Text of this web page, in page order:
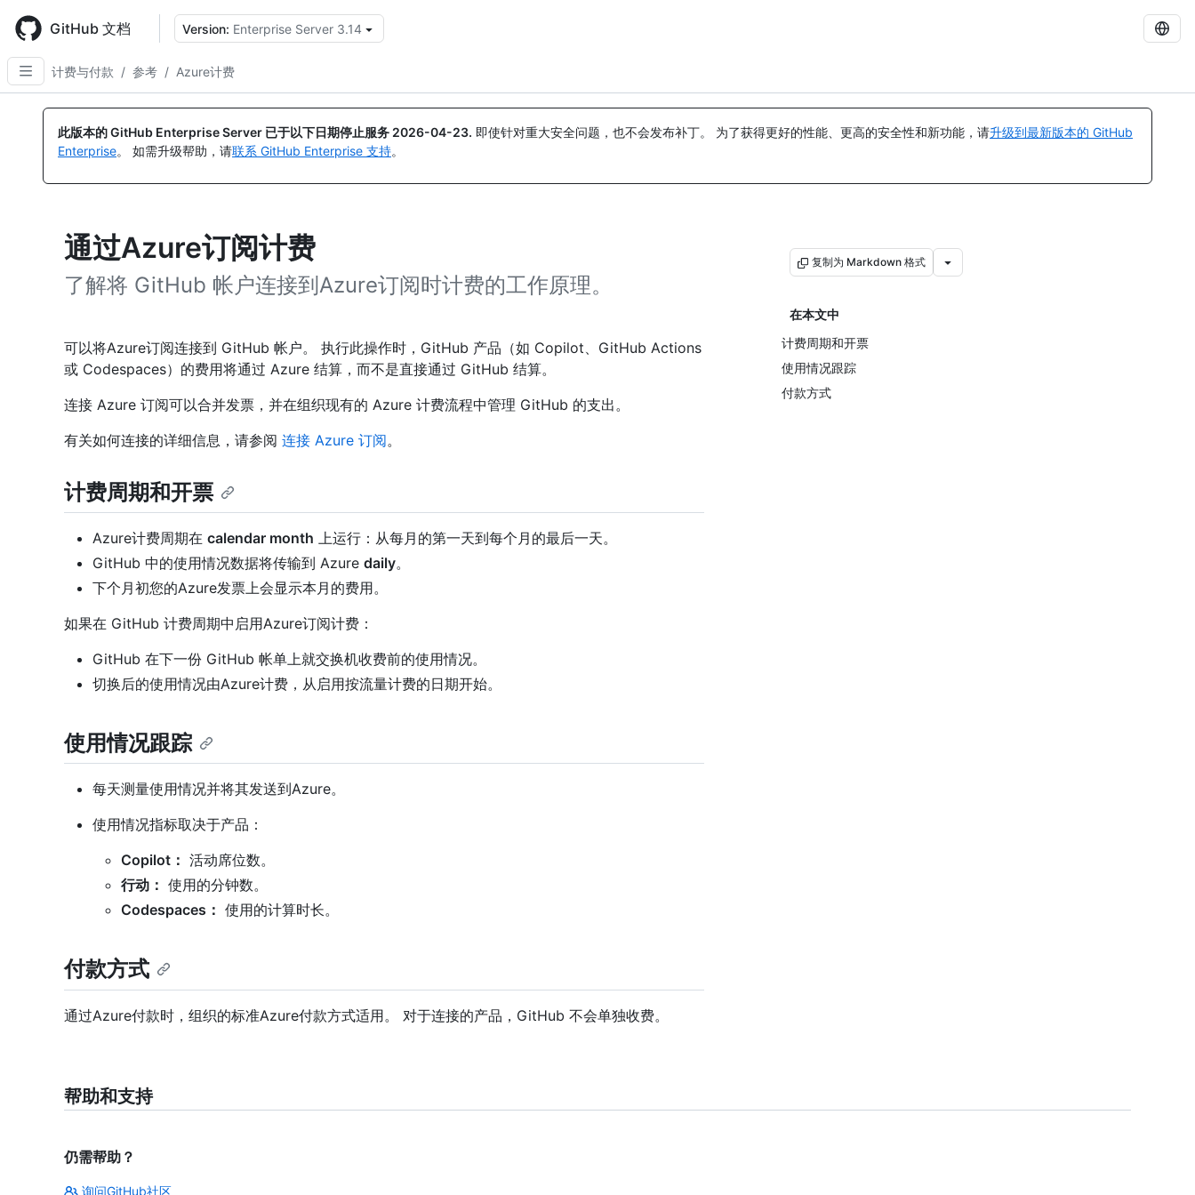
main
content
GitHub 文档 Version: Enterprise Server 3.14
计费与付款 / 参考 / Azure计费
此版本的 GitHub Enterprise Server 已于以下日期停止服务 2026-04-23. 即使针对重大安全问题，也不会发布补丁。 为了获得更好的性能、更高的安全性和新功能，请升级到最新版本的 GitHub
Enterprise。 如需升级帮助，请联系 GitHub Enterprise 支持。
通过Azure订阅计费
了解将 GitHub 帐户连接到Azure订阅时计费的工作原理。
复制为 Markdown 格式
在本文中
计费周期和开票
使用情况跟踪
付款方式
可以将Azure订阅连接到 GitHub 帐户。 执行此操作时，GitHub 产品（如 Copilot、GitHub Actions
或 Codespaces）的费用将通过 Azure 结算，而不是直接通过 GitHub 结算。
连接 Azure 订阅可以合并发票，并在组织现有的 Azure 计费流程中管理 GitHub 的支出。
有关如何连接的详细信息，请参阅 连接 Azure 订阅。
计费周期和开票
Azure计费周期在 calendar month 上运行：从每月的第一天到每个月的最后一天。
GitHub 中的使用情况数据将传输到 Azure daily。
下个月初您的Azure发票上会显示本月的费用。
如果在 GitHub 计费周期中启用Azure订阅计费：
GitHub 在下一份 GitHub 帐单上就交换机收费前的使用情况。
切换后的使用情况由Azure计费，从启用按流量计费的日期开始。
使用情况跟踪
每天测量使用情况并将其发送到Azure。
使用情况指标取决于产品：
Copilot： 活动席位数。
行动： 使用的分钟数。
Codespaces： 使用的计算时长。
付款方式
通过Azure付款时，组织的标准Azure付款方式适用。 对于连接的产品，GitHub 不会单独收费。
帮助和支持
仍需帮助？
询问GitHub社区